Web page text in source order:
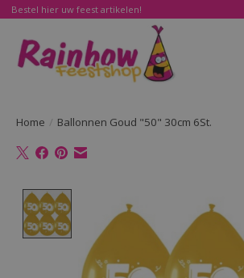
Bestel hier uw feest artikelen!
Home / Ballonnen Goud "50" 30cm 6St.